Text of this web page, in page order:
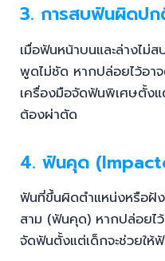
3. การสบฟันผิดป
เมื่อฟันหน้าบนและล่างไม่
พูดไม่ชัด หากปล่อยไว้อา
เครื่องมือจัดฟันพิเศษตั้งแ
ต้องผ่าตัด
4. ฟันคุด
ฟันที่ขึ้นผิดตำแหน่งหรือฝั
สาม (ฟันคุด) หากปล่อยไ
จัดฟันตั้งแต่เด็กจะช่วยให้